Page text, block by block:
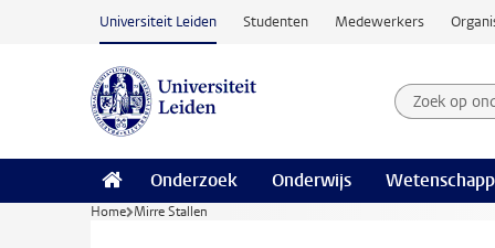
Ga naar hoofdinhoud
Universiteit Leiden Studenten Medewerkers
Zoek op
Zoekterm
Onderzoek Onderwijs
Home Mirre Stallen